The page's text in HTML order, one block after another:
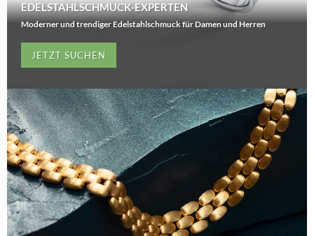
EDELSTAHLSCHMUCK-EXPERTEN
Moderner und trendiger Edelstahlschmuck für Damen und Herren
JETZT SUCHEN